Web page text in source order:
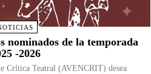
nominados de la temporada
-2026
Crítica Teatral (AVENCRIT) desea